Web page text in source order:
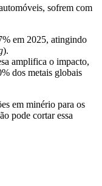
sofrem com
em 2025, atingindo
).
amplifica o impacto,
dos metais globais
em minério para os
pode cortar essa